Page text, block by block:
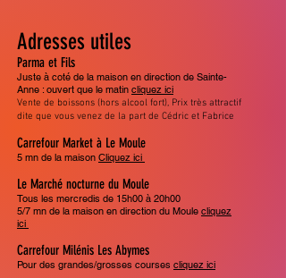
Adresses utiles
Parma et Fils
Juste à coté de la maison en direction de Sainte-
Anne : ouvert que le matin cliquez ici
Vente de boissons (hors alcool fort), Prix très attractif
dite que vous venez de la part de Cédric et Fabrice
Carrefour Market à Le Moule
5 mn de la maison Cliquez ici
Le Marché nocturne du Moule
Tous les mercredis de 15h00 à 20h00
5/7 mn de la maison en direction du Moule cliquez
ici
Carrefour Milénis Les Abymes
Pour des grandes/grosses courses cliquez ici